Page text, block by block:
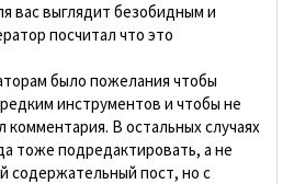
вас выглядит безобидным и
посчитал что это
было пожелания чтобы
инструментов и чтобы не
В остальных случаях
тоже подредактировать, а не
содержательный пост, но с